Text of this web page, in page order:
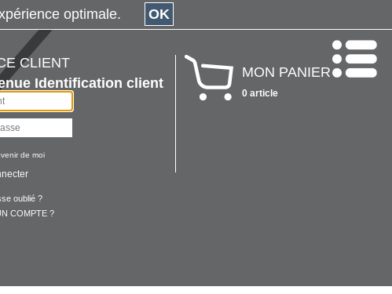
CLIENT
Identification client
de moi
oublié ?
COMPTE ?
MON PANIER
0 article
optimale. OK